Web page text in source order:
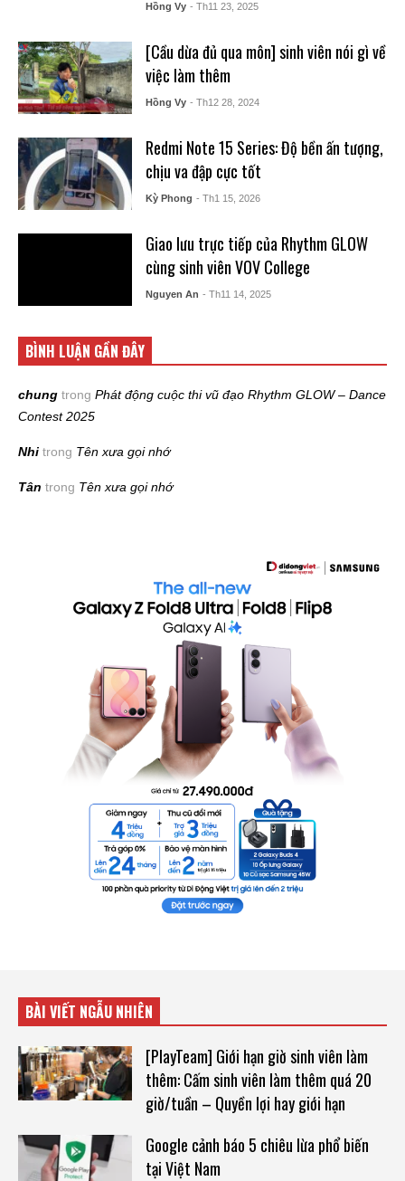
Hồng Vy - Th11 23, 2025
[Cầu dừa đủ qua môn] sinh viên nói gì về
việc làm thêm
Hồng Vy - Th12 28, 2024
Redmi Note 15 Series: Độ bền ấn tượng,
chịu va đập cực tốt
Kỳ Phong - Th1 15, 2026
Giao lưu trực tiếp của Rhythm GLOW
cùng sinh viên VOV College
Nguyen An - Th11 14, 2025
BÌNH LUẬN GẦN ĐÂY
chung trong Phát động cuộc thi vũ đạo Rhythm GLOW – Dance
Contest 2025
Nhi trong Tên xưa gọi nhớ
Tân trong Tên xưa gọi nhớ
BÀI VIẾT NGẪU NHIÊN
[PlayTeam] Giới hạn giờ sinh viên làm
thêm: Cấm sinh viên làm thêm quá 20
giờ/tuần – Quyền lợi hay giới hạn
Google cảnh báo 5 chiêu lừa phổ biến
tại Việt Nam